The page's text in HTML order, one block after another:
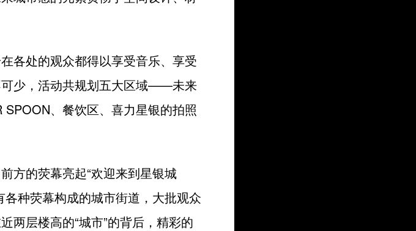
各处的观众都得以享受音乐、享受
少，活动共规划五大区域——未来
、餐饮区、喜力星银的拍照
方的荧幕亮起“欢迎来到星银城
种荧幕构成的城市街道，大批观众
两层楼高的“城市”的背后，精彩的